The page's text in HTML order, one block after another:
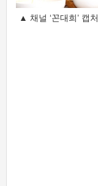
▲ 채널 ‘꼰대희’ 캡처